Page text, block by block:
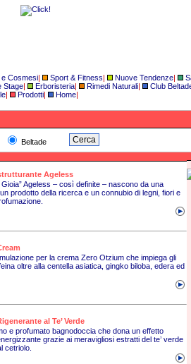
Cosmesi| Sport & Fitness| Nuove Tendenze|
Stage| Erboristeria| Rimedi Naturali| Club
| Prodotti| Home|
Beltade
Ageless
Ageless – così definite – nascono da una
prodotto della ricerca e un connubio di legni, fiori e
per la crema Zero Otzium che impiega gli
oltre alla centella asiatica, gingko biloba, edera ed
al Te’ Verde
e profumato bagnodoccia che dona un effetto
grazie ai meravigliosi estratti del te’ verde
cetriolo.